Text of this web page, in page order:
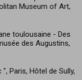
Museum of Art,
toulousaine - Des
des Augustins,
Paris, Hôtel de Sully,